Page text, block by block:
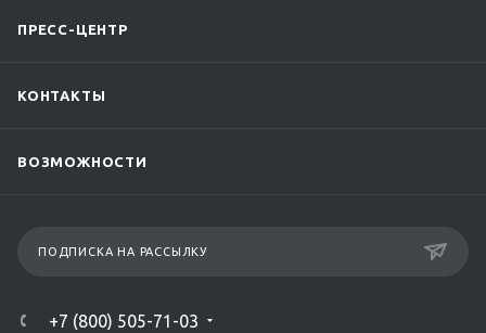
ПРЕСС-ЦЕНТР
КОНТАКТЫ
ВОЗМОЖНОСТИ
ПОДПИСКА НА РАССЫЛКУ
+7 (800) 505-71-03